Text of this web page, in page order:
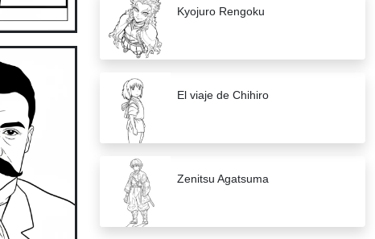
Kyojuro Rengoku
El viaje de Chihiro
Zenitsu Agatsuma